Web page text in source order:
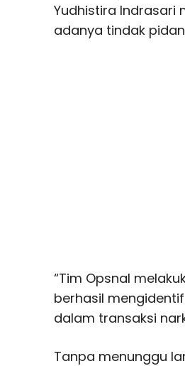
Yudhistira
adanya tindak
“Tim Opsnal
berhasil
dalam transaksi
Tanpa menunggu